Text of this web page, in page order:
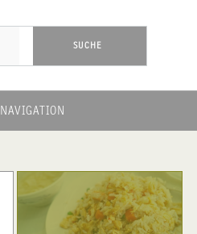
NAVIGATION